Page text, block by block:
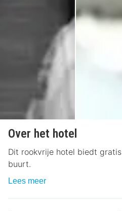
Over het hotel
Dit rookvrije hotel biedt
buurt.
Lees meer